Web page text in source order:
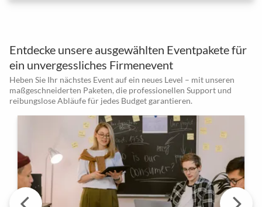
Entdecke unsere ausgewählten Eventpakete für
ein unvergessliches Firmenevent
Heben Sie Ihr nächstes Event auf ein neues Level – mit unseren
maßgeschneiderten Paketen, die professionellen Support und
reibungslose Abläufe für jedes Budget garantieren.